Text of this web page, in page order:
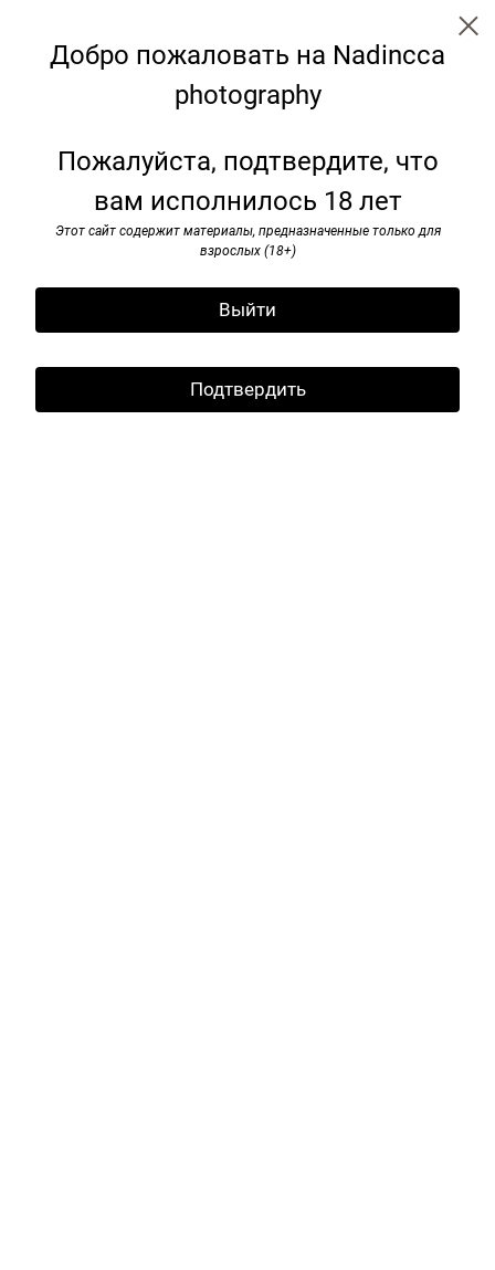
Добро пожаловать на Nadincca
photography
Пожалуйста, подтвердите, что
вам исполнилось 18 лет
Этот сайт содержит материалы, предназначенные только для
взрослых (18+)
Выйти
Подтвердить
Art perception